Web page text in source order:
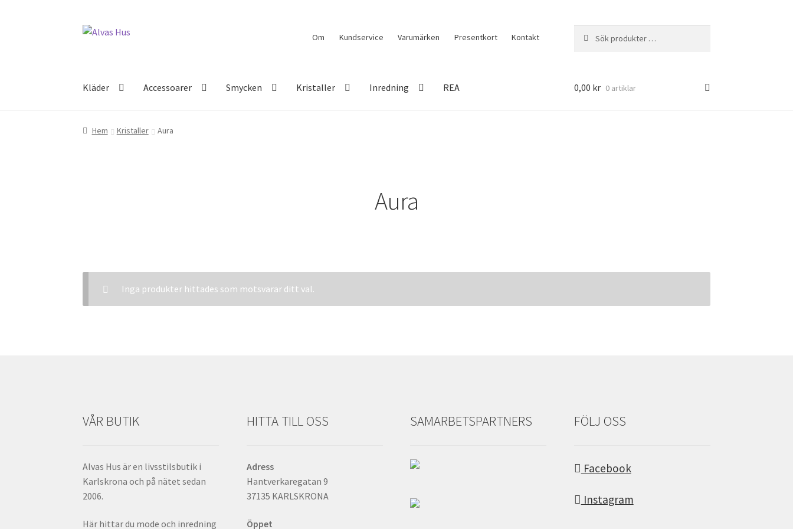
Hoppa
Hoppa
Om Kundservice Varumärken Presentkort Kontakt
efter:
Kläder Accessoarer Smycken Kristaller Inredning REA 0,00 kr 0 artiklar
Hem Kristaller Aura
Aura
Inga produkter hittades som motsvarar ditt val.
VÅR BUTIK
Alvas Hus är en livsstilsbutik i
Karlskrona och på nätet sedan
2006.
Här hittar du mode och inredning
HITTA TILL OSS
Adress
Hantverkaregatan 9
37135 KARLSKRONA
Öppet
SAMARBETSPARTNERS FÖLJ OSS
Facebook
Instagram